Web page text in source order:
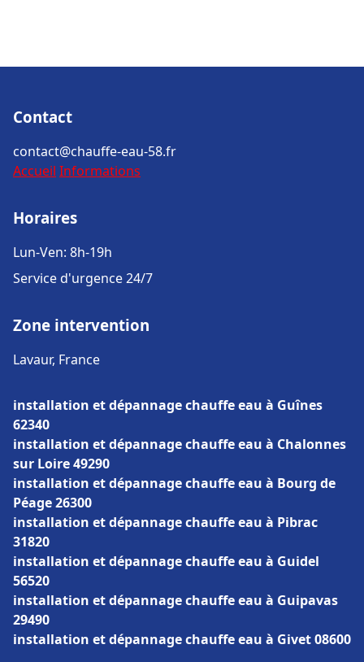
Contact
contact@chauffe-eau-58.fr
Accueil Informations
Horaires
Lun-Ven: 8h-19h
Service d'urgence 24/7
Zone intervention
Lavaur, France
installation et dépannage chauffe eau à Guînes
62340
installation et dépannage chauffe eau à Chalonnes
sur Loire 49290
installation et dépannage chauffe eau à Bourg de
Péage 26300
installation et dépannage chauffe eau à Pibrac
31820
installation et dépannage chauffe eau à Guidel
56520
installation et dépannage chauffe eau à Guipavas
29490
installation et dépannage chauffe eau à Givet 08600